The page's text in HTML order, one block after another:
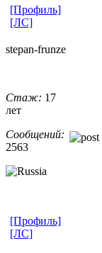
[Профиль]
[ЛС]
stepan-frunz​e
Стаж: 17
лет
Сообщений:
2563
[Профиль]
[ЛС]